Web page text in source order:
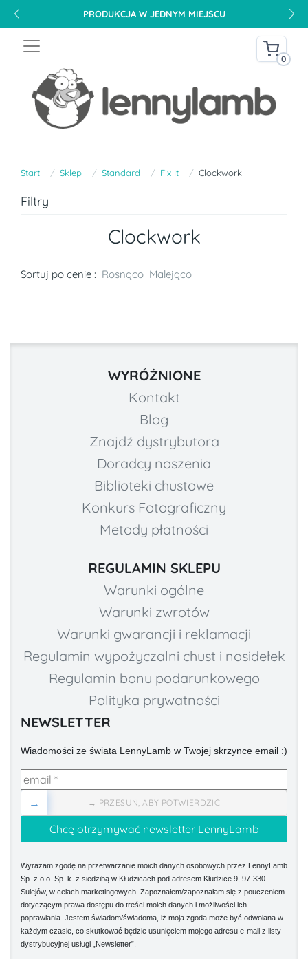
PRODUKCJA W JEDNYM MIEJSCU
0
Start Sklep Standard Fix It Clockwork
Filtry
Clockwork
Sortuj po cenie : Rosnąco Malejąco
WYRÓŻNIONE
Kontakt
Blog
Znajdź dystrybutora
Doradcy noszenia
Biblioteki chustowe
Konkurs Fotograficzny
Metody płatności
REGULAMIN SKLEPU
Warunki ogólne
Warunki zwrotów
Warunki gwarancji i reklamacji
Regulamin wypożyczalni chust i nosidełek
Regulamin bonu podarunkowego
Polityka prywatności
NEWSLETTER
Wiadomości ze świata LennyLamb w Twojej skrzynce email :)
→ PRZESUŃ, ABY POTWIERDZIĆ
→
Wyrażam zgodę na przetwarzanie moich danych osobowych przez LennyLamb
Sp. z o.o. Sp. k. z siedzibą w Kłudzicach pod adresem Kłudzice 9, 97-330
Sulejów, w celach marketingowych. Zapoznałem/zapoznałam się z pouczeniem
dotyczącym prawa dostępu do treści moich danych i możliwości ich
poprawiania. Jestem świadom/świadoma, iż moja zgoda może być odwołana w
każdym czasie, co skutkować będzie usunięciem mojego adresu e-mail z listy
dystrybucyjnej usługi „Newsletter”.